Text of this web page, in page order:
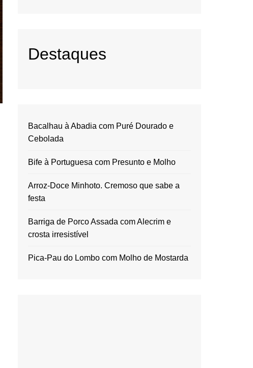
Destaques
Bacalhau à Abadia com Puré Dourado e
Cebolada
Bife à Portuguesa com Presunto e Molho
Arroz-Doce Minhoto. Cremoso que sabe a
festa
Barriga de Porco Assada com Alecrim e
crosta irresistível
Pica-Pau do Lombo com Molho de Mostarda